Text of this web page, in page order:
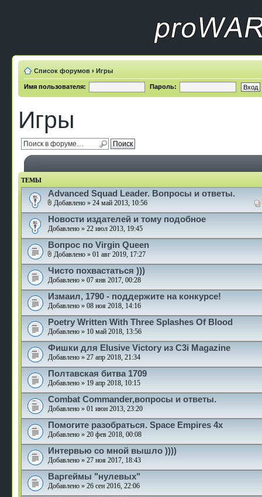
Список форумов › Игры
Имя пользователя: Пароль:
Игры
ТЕМЫ
Advanced Squad Leader. Вопросы и ответы.
Добавлено » 24 май 2013, 10:56
Новости издателей и тому подобное
Добавлено » 22 июл 2013, 19:45
Вопрос по Virgin Queen
Добавлено » 01 авг 2019, 17:27
Чисто похвастаться )))
Добавлено » 07 янв 2017, 00:28
Измаил, 1790 - поддержите на конкурсе!
Добавлено » 08 ноя 2018, 14:16
Poetry Written With Three Splashes Of Blood
Добавлено » 10 май 2018, 13:56
Фишки для Elusive Victory из C3i Magazine
Добавлено » 27 апр 2018, 21:34
Полтавская битва 1709
Добавлено » 19 апр 2018, 10:15
Combat Commander,вопросы и ответы.
Добавлено » 01 июн 2013, 23:20
Помогите разобраться. Space Empires 4x
Добавлено » 20 фев 2018, 00:08
Интервью со мной вышло ))))
Добавлено » 27 ноя 2017, 18:43
Варгеймы "нулевых"
Добавлено » 26 сен 2016, 22:06